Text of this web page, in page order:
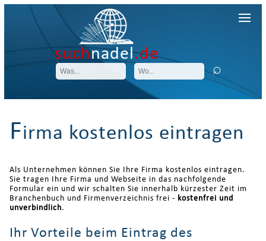
suchnadel.de
Firma kostenlos eintragen
Als Unternehmen können Sie Ihre Firma kostenlos eintragen.
Sie tragen Ihre Firma und Webseite in das nachfolgende
Formular ein und wir schalten Sie innerhalb kürzester Zeit im
Branchenbuch und Firmenverzeichnis frei - kostenfrei und
unverbindlich.
Ihr Vorteile beim Eintrag des